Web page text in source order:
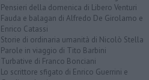
Pensieri della domenica di Libero Venturi
Fauda e balagan di Alfredo De Girolamo e
Enrico Catassi
Storie di ordinaria umanità di Nicolò Stella
Parole in viaggio di Tito Barbini
Turbative di Franco Bonciani
Lo scrittore sfigato di Enrico Guerrini e